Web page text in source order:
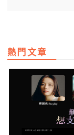
熱門文章